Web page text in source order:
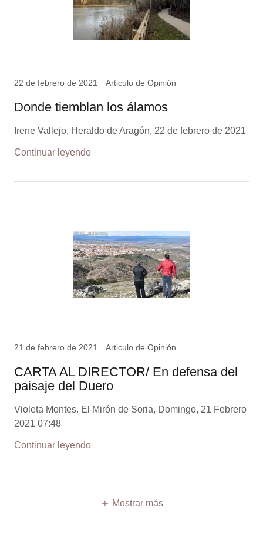
22 de febrero de 2021 Articulo de Opinión
Donde tiemblan los álamos
Irene Vallejo, Heraldo de Aragón, 22 de febrero de 2021
Continuar leyendo
21 de febrero de 2021 Articulo de Opinión
CARTA AL DIRECTOR/ En defensa del
paisaje del Duero
Violeta Montes. El Mirón de Soria, Domingo, 21 Febrero
2021 07:48
Continuar leyendo
Mostrar más